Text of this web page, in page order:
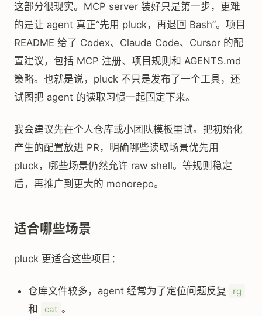
这部分很现实。MCP server 装好只是第一步，更难
的是让 agent 真正“先用 pluck，再退回 Bash”。项目
README 给了 Codex、Claude Code、Cursor 的配
置建议，包括 MCP 注册、项目规则和 AGENTS.md
策略。也就是说，pluck 不只是发布了一个工具，还
试图把 agent 的读取习惯一起固定下来。
我会建议先在个人仓库或小团队模板里试。把初始化
产生的配置放进 PR，明确哪些读取场景优先用
pluck，哪些场景仍然允许 raw shell。等规则稳定
后，再推广到更大的 monorepo。
适合哪些场景
pluck 更适合这些项目：
仓库文件较多，agent 经常为了定位问题反复 rg
和 cat 。